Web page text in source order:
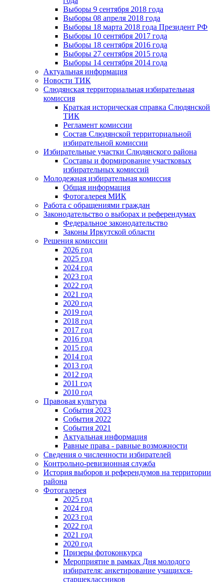
Выборы 9 сентября 2018 года
Выборы 08 апреля 2018 года
Выборы 18 марта 2018 года Президент РФ
Выборы 10 сентября 2017 года
Выборы 18 сентября 2016 года
Выборы 27 сентября 2015 года
Выборы 14 сентября 2014 года
Актуальная информация
Новости ТИК
Слюдянская территориальная избирательная
комиссия
Краткая историческая справка Слюдянской
ТИК
Регламент комиссии
Состав Слюдянской территориальной
избирательной комиссии
Избирательные участки Слюдянского района
Составы и формирование участковых
избирательных комиссий
Молодежная избирательная комиссия
Общая информация
Фотогалерея МИК
Работа с обращениями граждан
Законодательство о выборах и референдумах
Федеральное законодательство
Законы Иркутской области
Решения комиссии
2026 год
2025 год
2024 год
2023 год
2022 год
2021 год
2020 год
2019 год
2018 год
2017 год
2016 год
2015 год
2014 год
2013 год
2012 год
2011 год
2010 год
Правовая культура
События 2023
События 2022
События 2021
Актуальная информация
Равные права - равные возможности
Сведения о численности избирателей
Контрольно-ревизионная служба
История выборов и референдумов на территории
района
Фотогалерея
2025 год
2024 год
2023 год
2022 год
2021 год
2020 год
Призеры фотоконкурса
Мероприятие в рамках Дня молодого
избирателя: анкетирование учащихся-
старшеклассников